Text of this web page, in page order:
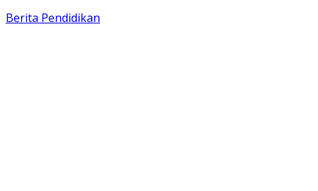
Berita Pendidikan